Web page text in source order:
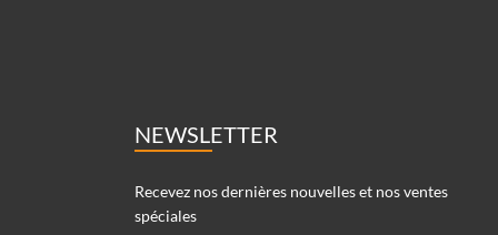
NEWSLETTER
Recevez nos dernières nouvelles et nos ventes
spéciales